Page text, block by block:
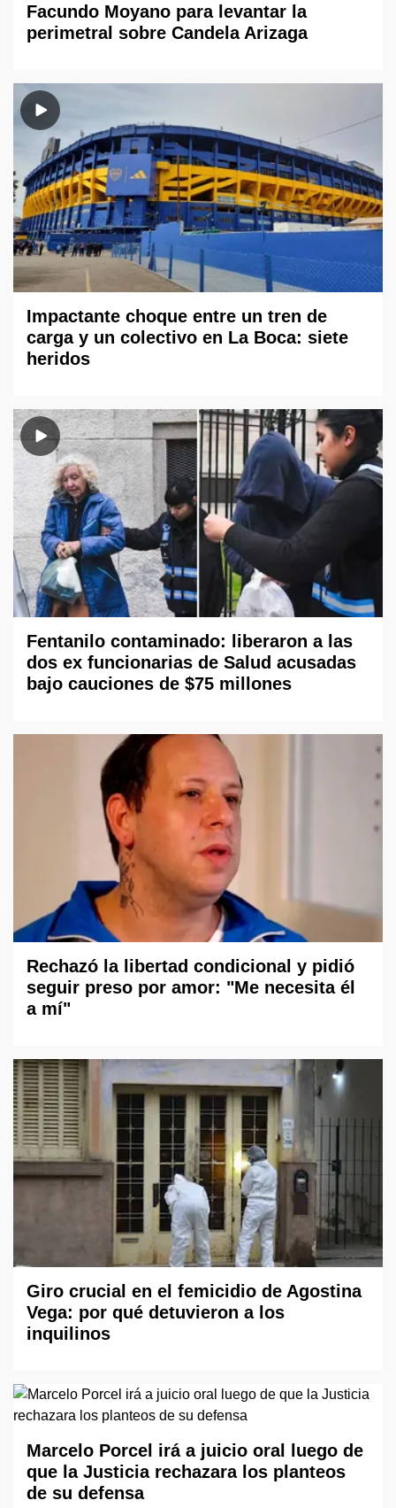
Facundo Moyano para levantar la
perimetral sobre Candela Arizaga
Impactante choque entre un tren de
carga y un colectivo en La Boca: siete
heridos
Fentanilo contaminado: liberaron a las
dos ex funcionarias de Salud acusadas
bajo cauciones de $75 millones
Rechazó la libertad condicional y pidió
seguir preso por amor: "Me necesita él
a mí"
Giro crucial en el femicidio de Agostina
Vega: por qué detuvieron a los
inquilinos
Marcelo Porcel irá a juicio oral luego de
que la Justicia rechazara los planteos
de su defensa